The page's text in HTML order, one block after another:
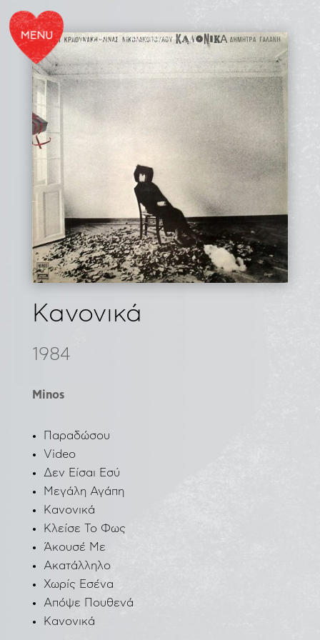
Κανονικά
1984
Minos
Παραδώσου
Video
Δεν Είσαι Εσύ
Μεγάλη Αγάπη
Κανονικά
Κλείσε Το Φως
Άκουσέ Με
Ακατάλληλο
Χωρίς Εσένα
Απόψε Πουθενά
Κανονικά
| ΔΙΣΚΟΓΡΑΦΙΑ